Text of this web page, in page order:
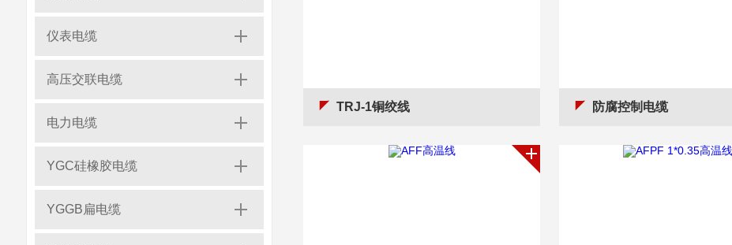
仪表电缆
高压交联电缆
电力电缆
YGC硅橡胶电缆
YGGB扁电缆
TRJ-1铜绞线 防腐控制电缆